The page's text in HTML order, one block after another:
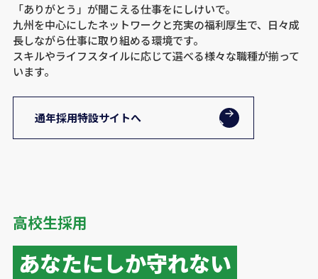
「ありがとう」が聞こえる仕事をにしけいで。
九州を中心にしたネットワークと充実の福利厚生で、日々成
長しながら仕事に取り組める環境です。
スキルやライフスタイルに応じて選べる様々な職種が揃って
います。
通年採用特設サイトへ
高校生採用
あなたにしか守れない